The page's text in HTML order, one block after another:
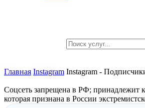
Главная Instagram Instagram -
Соцсеть запрещена в РФ; принадлежит
которая признана в России